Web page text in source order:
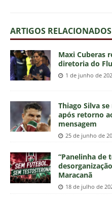
ARTIGOS RELACIONADOS
Maxi Cuberas
diretoria do
1 de junho de
Thiago Silva
após retorno
mensagem
25 de junho de
“Panelinha de
Maracanã
18 de julho de